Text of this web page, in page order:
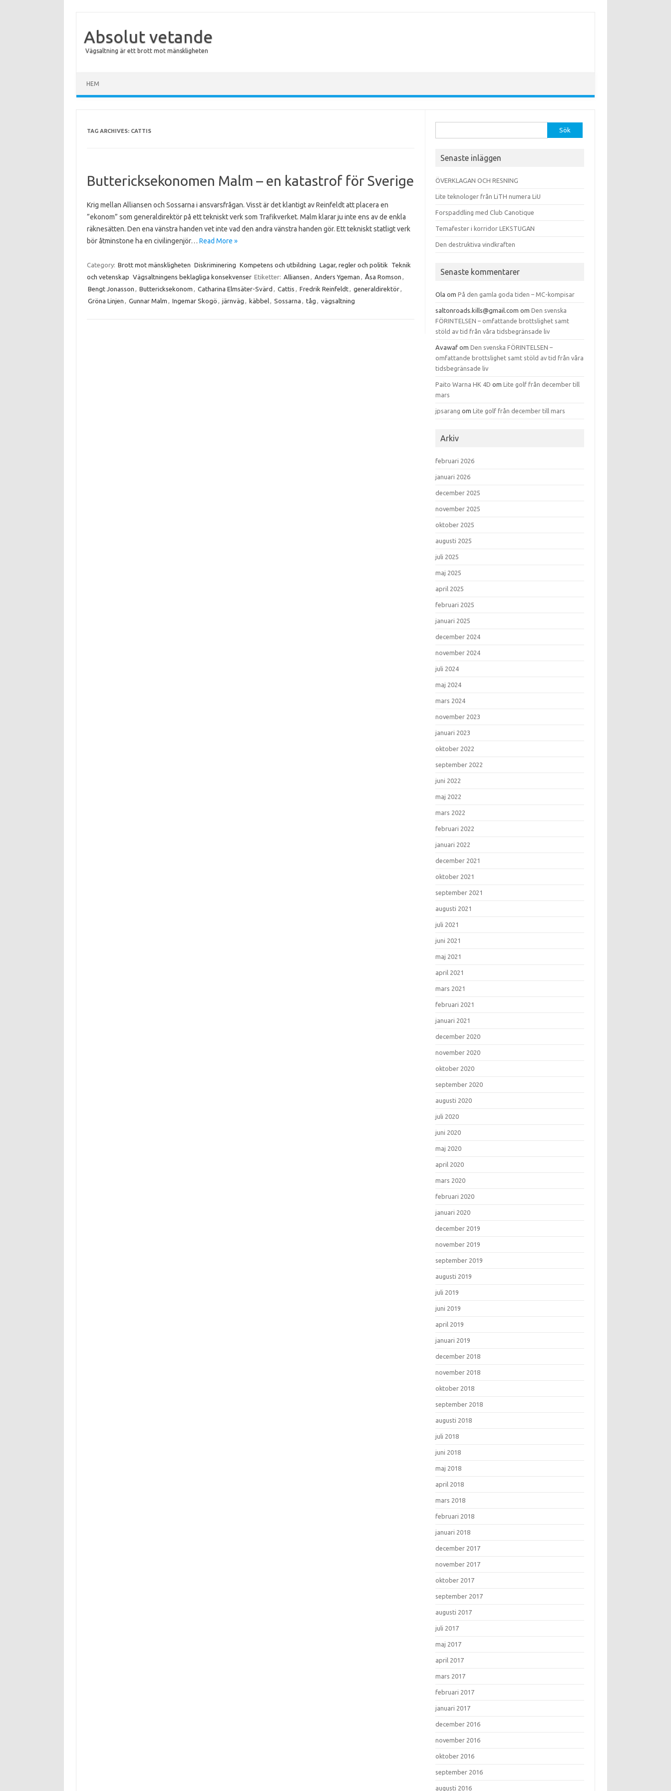
Absolut vetande
Vägsaltning är ett brott mot mänskligheten
HEM
TAG ARCHIVES: CATTIS
Buttericksekonomen Malm – en katastrof för Sverige
Krig mellan Alliansen och Sossarna i ansvarsfrågan. Visst är det klantigt av Reinfeldt att placera en
”ekonom” som generaldirektör på ett tekniskt verk som Trafikverket. Malm klarar ju inte ens av de enkla
räknesätten. Den ena vänstra handen vet inte vad den andra vänstra handen gör. Ett tekniskt statligt verk
bör åtminstone ha en civilingenjör… Read More »
Category: Brott mot mänskligheten Diskriminering Kompetens och utbildning Lagar, regler och politik
Teknik
och vetenskap Vägsaltningens beklagliga konsekvenser Etiketter: Alliansen , Anders Ygeman , Åsa Romson ,
Bengt Jonasson , Buttericksekonom , Catharina Elmsäter-Svärd , Cattis , Fredrik Reinfeldt, generaldirektör,
Gröna Linjen , Gunnar Malm , Ingemar Skogö , järnväg , käbbel, Sossarna , tåg , vägsaltning
efter:
Senaste inläggen
ÖVERKLAGAN OCH RESNING
Lite teknologer från LiTH numera LiU
Forspaddling med Club Canotique
Temafester i korridor LEKSTUGAN
Den destruktiva vindkraften
Senaste kommentarer
Ola omPå den gamla goda tiden – MC-kompisar
saltonroads.kills@gmail.com omDen svenska
FÖRINTELSEN – omfattande brottslighet samt
stöld av tid från våra tidsbegränsade liv
Avawaf omDen svenska FÖRINTELSEN –
omfattande brottslighet samt stöld av tid från våra
tidsbegränsade liv
Paito Warna HK 4D omLite golf från december till
mars
jpsarang omLite golf från december till mars
Arkiv
februari 2026
januari 2026
december 2025
november 2025
oktober 2025
augusti 2025
juli 2025
maj 2025
april 2025
februari 2025
januari 2025
december 2024
november 2024
juli 2024
maj 2024
mars 2024
november 2023
januari 2023
oktober 2022
september 2022
juni 2022
maj 2022
mars 2022
februari 2022
januari 2022
december 2021
oktober 2021
september 2021
augusti 2021
juli 2021
juni 2021
maj 2021
april 2021
mars 2021
februari 2021
januari 2021
december 2020
november 2020
oktober 2020
september 2020
augusti 2020
juli 2020
juni 2020
maj 2020
april 2020
mars 2020
februari 2020
januari 2020
december 2019
november 2019
september 2019
augusti 2019
juli 2019
juni 2019
april 2019
januari 2019
december 2018
november 2018
oktober 2018
september 2018
augusti 2018
juli 2018
juni 2018
maj 2018
april 2018
mars 2018
februari 2018
januari 2018
december 2017
november 2017
oktober 2017
september 2017
augusti 2017
juli 2017
maj 2017
april 2017
mars 2017
februari 2017
januari 2017
december 2016
november 2016
oktober 2016
september 2016
augusti 2016